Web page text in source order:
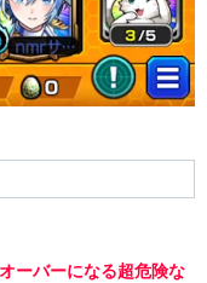
ーバーになる超危険な